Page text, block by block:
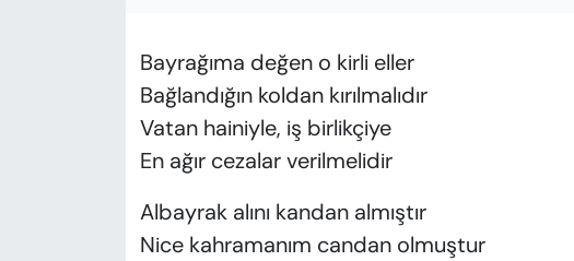
Bayrağıma değen o kirli eller
Bağlandığın koldan kırılmalıdır
Vatan hainiyle, iş birlikçiye
En ağır cezalar verilmelidir
Albayrak alını kandan almıştır
Nice kahramanım candan olmuştur